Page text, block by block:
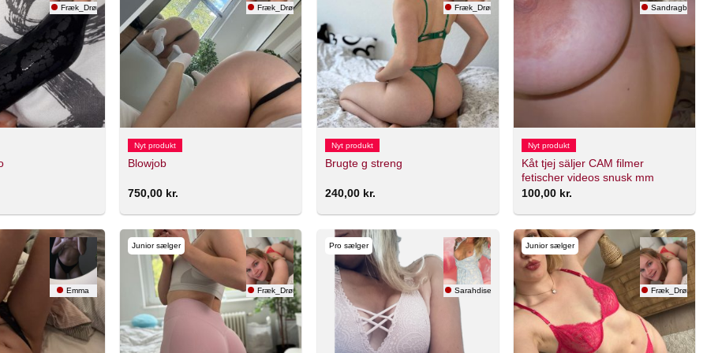
Fræk_Drøm Fræk_Drøm
Nyt produkt
Blowjob
750,00 kr.
Fræk_Drøm
Nyt produkt
Brugte g streng
240,00 kr.
Sandragbg93
Nyt produkt
Kåt tjej säljer CAM filmer
fetischer videos snusk mm
100,00 kr.
Emma
Junior sælger
Fræk_Drøm
Pro sælger
Sarahdise
Junior sælger
Fræk_Drøm